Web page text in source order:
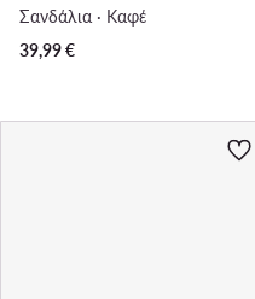
Σανδάλια · Καφέ
39,99€